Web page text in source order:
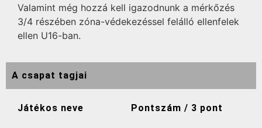
Valamint még hozzá kell igazodnunk a mérkőzés
3/4 részében zóna-védekezéssel felálló ellenfelek
ellen U16-ban.
A csapat tagjai
Játékos neve Pontszám / 3 pont